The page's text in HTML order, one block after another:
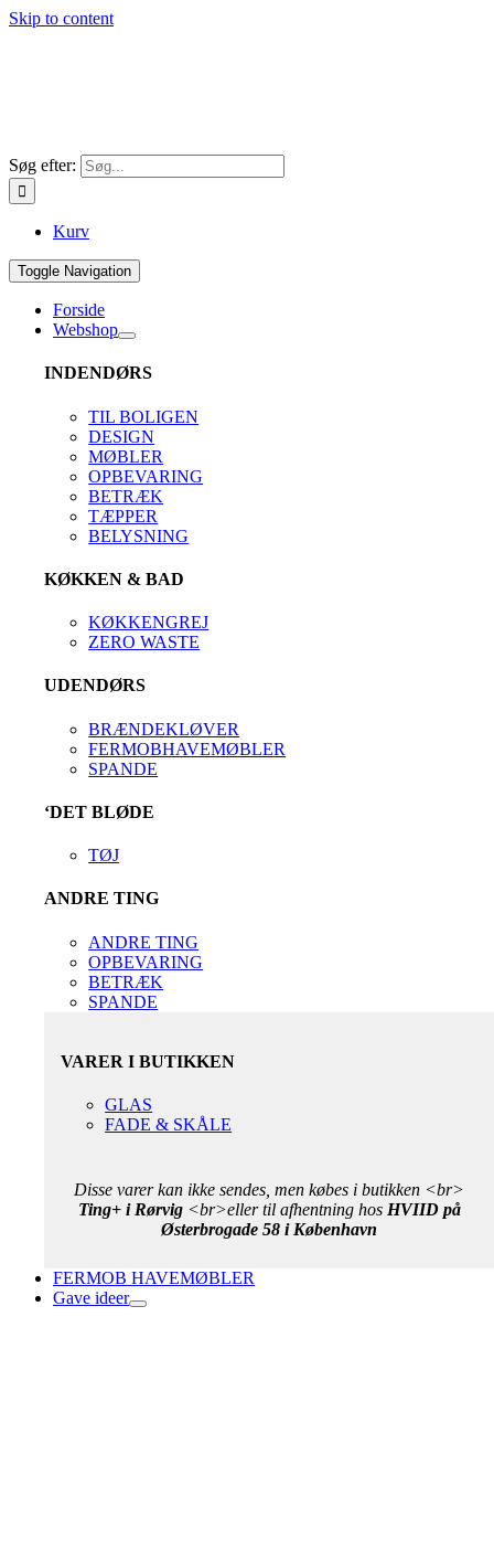
Skip to content
Søg efter:
Kurv
Toggle Navigation
Forside
Webshop
INDENDØRS
TIL BOLIGEN
DESIGN
MØBLER
OPBEVARING
BETRÆK
TÆPPER
BELYSNING
KØKKEN & BAD
KØKKENGREJ
ZERO WASTE
UDENDØRS
BRÆNDEKLØVER
FERMOBHAVEMØBLER
SPANDE
‘DET BLØDE
TØJ
ANDRE TING
ANDRE TING
OPBEVARING
BETRÆK
SPANDE
VARER I BUTIKKEN
GLAS
FADE & SKÅLE
Disse varer kan ikke sendes, men købes i butikken <br>
Ting+ i Rørvig<br>eller til afhentning hos HVIID på
Østerbrogade 58 i København
FERMOB HAVEMØBLER
Gave ideer